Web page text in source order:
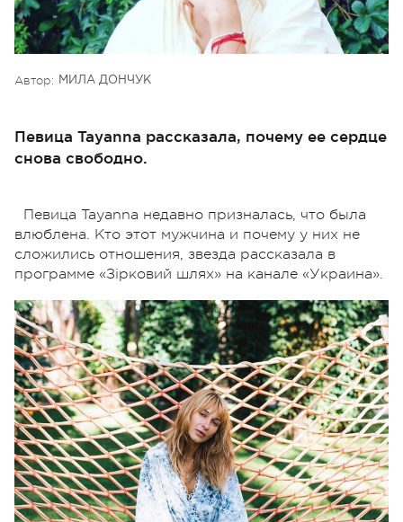
Автор: МИЛА ДОНЧУК
Певица Tayanna рассказала, почему ее сердце
снова свободно.
Певица Tayanna недавно призналась, что была
влюблена. Кто этот мужчина и почему у них не
сложились отношения, звезда рассказала в
программе «Зірковий шлях» на канале «Украина».